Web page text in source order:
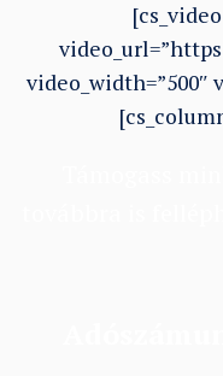
video_width=”500″